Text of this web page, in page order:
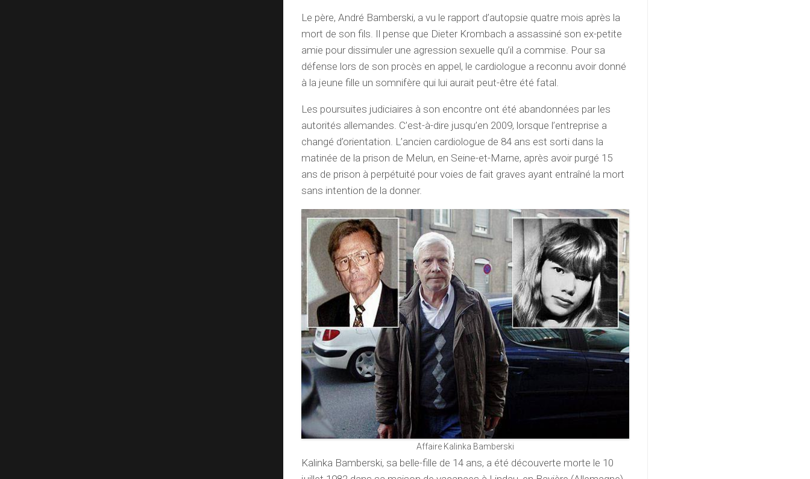
Le père, André Bamberski, a vu le rapport d’autopsie quatre mois après la
mort de son fils. Il pense que Dieter Krombach a assassiné son ex-petite
amie pour dissimuler une agression sexuelle qu’il a commise. Pour sa
défense lors de son procès en appel, le cardiologue a reconnu avoir donné
à la jeune fille un somnifère qui lui aurait peut-être été fatal.
Les poursuites judiciaires à son encontre ont été abandonnées par les
autorités allemandes. C’est-à-dire jusqu’en 2009, lorsque l’entreprise a
changé d’orientation. L’ancien cardiologue de 84 ans est sorti dans la
matinée de la prison de Melun, en Seine-et-Marne, après avoir purgé 15
ans de prison à perpétuité pour voies de fait graves ayant entraîné la mort
sans intention de la donner.
Affaire Kalinka Bamberski
Kalinka Bamberski, sa belle-fille de 14 ans, a été découverte morte le 10